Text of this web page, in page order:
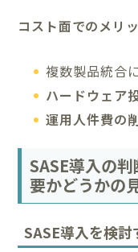
コスト面でのメリ
複数製品統合
ハードウェア
運用人件費の
SASE導入の
要かどうかの
SASE導入を検